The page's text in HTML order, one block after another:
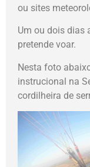
ou sites
Um ou dois dias
pretende voar.
Nesta foto
instrucional na
cordilheira de